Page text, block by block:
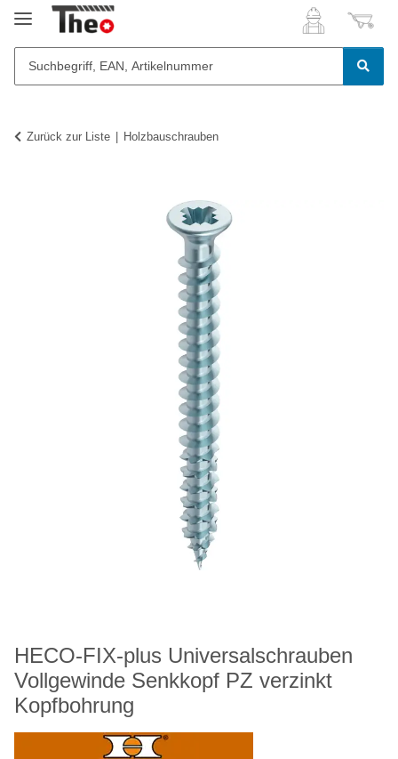
Zurück zur Liste Holzbauschrauben
HECO-FIX-plus Universalschrauben
Vollgewinde Senkkopf PZ verzinkt
Kopfbohrung